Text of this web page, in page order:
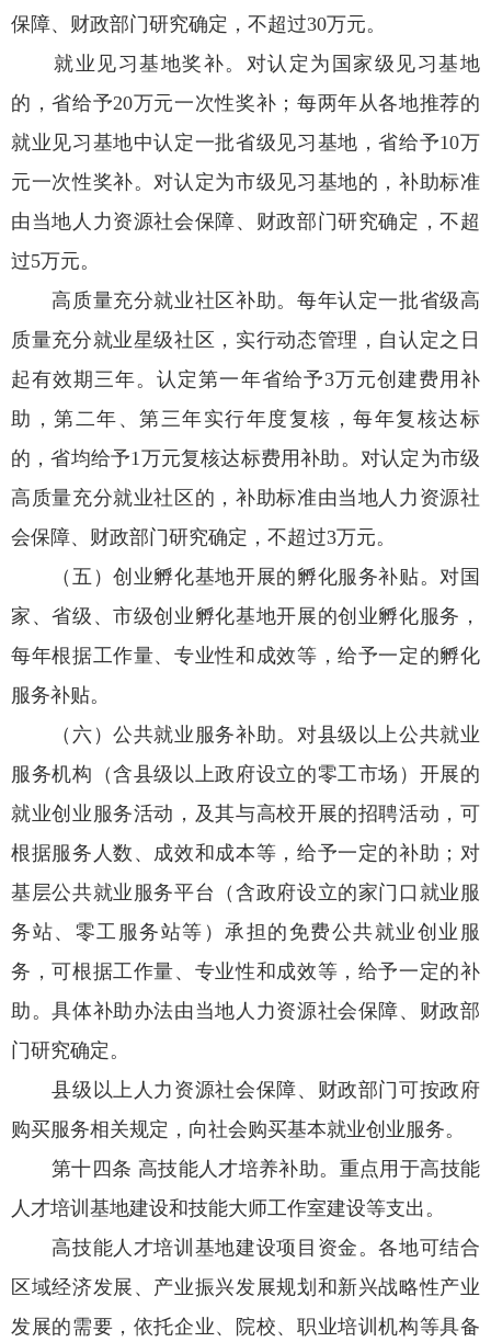
保障、财政部门研究确定，不超过30万元。
就业见习基地奖补。对认定为国家级见习基地
的，省给予20万元一次性奖补；每两年从各地推荐的
就业见习基地中认定一批省级见习基地，省给予10万
元一次性奖补。对认定为市级见习基地的，补助标准
由当地人力资源社会保障、财政部门研究确定，不超
过5万元。
高质量充分就业社区补助。每年认定一批省级高
质量充分就业星级社区，实行动态管理，自认定之日
起有效期三年。认定第一年省给予3万元创建费用补
助，第二年、第三年实行年度复核，每年复核达标
的，省均给予1万元复核达标费用补助。对认定为市级
高质量充分就业社区的，补助标准由当地人力资源社
会保障、财政部门研究确定，不超过3万元。
（五）创业孵化基地开展的孵化服务补贴。对国
家、省级、市级创业孵化基地开展的创业孵化服务，
每年根据工作量、专业性和成效等，给予一定的孵化
服务补贴。
（六）公共就业服务补助。对县级以上公共就业
服务机构（含县级以上政府设立的零工市场）开展的
就业创业服务活动，及其与高校开展的招聘活动，可
根据服务人数、成效和成本等，给予一定的补助；对
基层公共就业服务平台（含政府设立的家门口就业服
务站、零工服务站等）承担的免费公共就业创业服
务，可根据工作量、专业性和成效等，给予一定的补
助。具体补助办法由当地人力资源社会保障、财政部
门研究确定。
县级以上人力资源社会保障、财政部门可按政府
购买服务相关规定，向社会购买基本就业创业服务。
第十四条 高技能人才培养补助。重点用于高技能
人才培训基地建设和技能大师工作室建设等支出。
高技能人才培训基地建设项目资金。各地可结合
区域经济发展、产业振兴发展规划和新兴战略性产业
发展的需要，依托企业、院校、职业培训机构等具备